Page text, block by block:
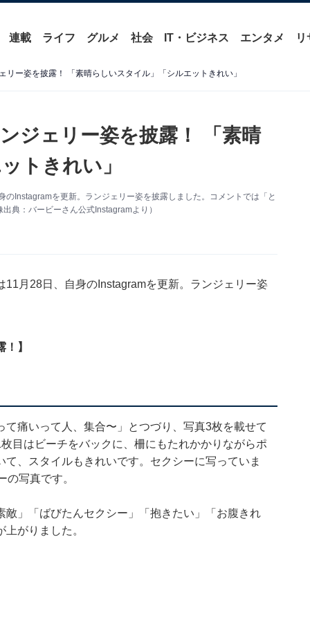
連載 ライフ グルメ 社会 IT・ビジネス エンタメ リ
リー姿を披露！ 「素晴らしいスタイル」「シルエットきれい」
ジェリー姿を披露！ 「素晴
トきれい」
Instagramを更新。ランジェリー姿を披露しました。コメントでは「と
典：バービーさん公式Instagramより）
月28日、自身のInstagramを更新。ランジェリー姿
】
痛いって人、集合〜」とつづり、写真3枚を載せて
目はビーチをバックに、柵にもたれかかりながらポ
、スタイルもきれいです。セクシーに写っていま
写真です。
」「ばびたんセクシー」「抱きたい」「お腹きれ
がりました。